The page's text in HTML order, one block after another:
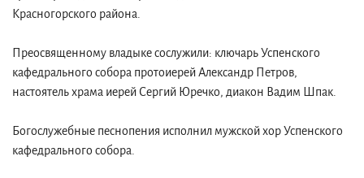
Красногорского района.
Преосвященному владыке сослужили: ключарь Успенского
кафедрального собора протоиерей Александр Петров,
настоятель храма иерей Сергий Юречко, диакон Вадим Шпак.
Богослужебные песнопения исполнил мужской хор Успенского
кафедрального собора.